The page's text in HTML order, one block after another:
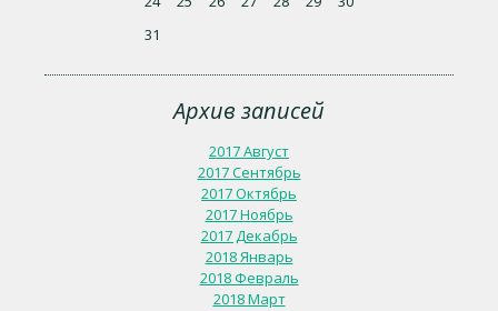
31
Архив записей
2017 Август
2017 Сентябрь
2017 Октябрь
2017 Ноябрь
2017 Декабрь
2018 Январь
2018 Февраль
2018 Март